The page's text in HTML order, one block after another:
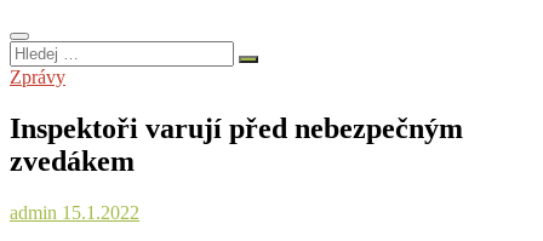
Hledej
…
Zprávy
Inspektoři varují před nebezpečným
zvedákem
admin 15.1.2022